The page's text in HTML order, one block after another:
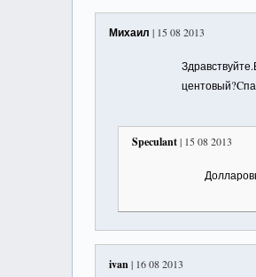
Михаил | 15 08 2013
Speculant| 15 08 2013
ivan| 16 08 2013